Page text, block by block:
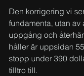
Den korrigering vi
fundamenta, utan av
uppgång och
håller är uppsidan
stopp under 390
tilltro till.